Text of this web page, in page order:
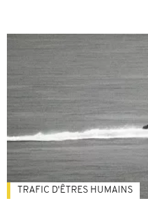
TRAFIC D'ÊTRES HUMAINS